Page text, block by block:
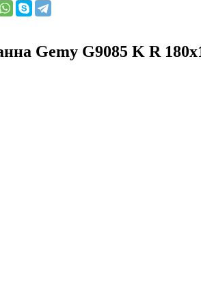
Gemy G9085 K R